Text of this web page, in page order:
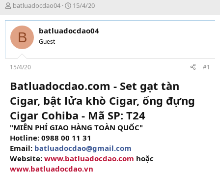
T
h
r
e
d
s
t
a
r
e
r
batluadocdao04
N
g
à
y
i
15/4/20
B batluadocdao04
Guest
15/4/20 #1
Batluadocdao.com - Set gạt tàn
Cigar, bật lửa khò Cigar, ống đựng
Cigar Cohiba - Mã SP: T24
"MIỄN PHÍ GIAO HÀNG TOÀN QUỐC"
Hotline: 0988 00 11 31
Email: batluadocdao@gmail.com
Website: www.batluadocdao.com hoặc
www.batluadocdao.vn